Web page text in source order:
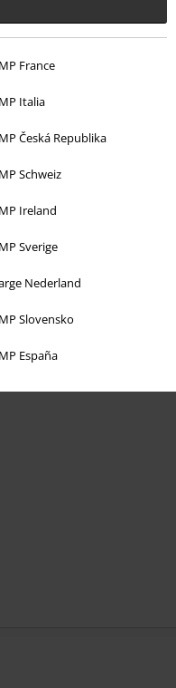
France
Italia
Česká Republika
Schweiz
Ireland
Sverige
Nederland
Slovensko
España